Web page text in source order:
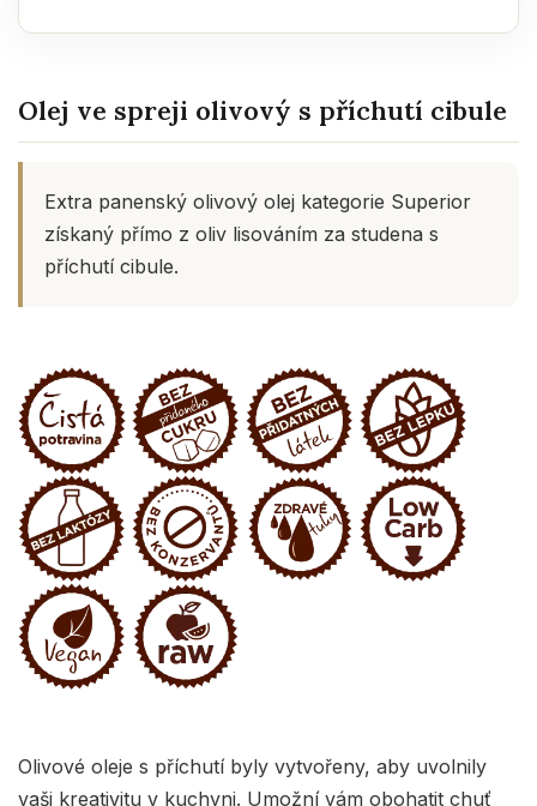
Olej ve spreji olivový s příchutí cibule
Extra panenský olivový olej kategorie Superior
získaný přímo z oliv lisováním za studena s
příchutí cibule.
Olivové oleje s příchutí byly vytvořeny, aby uvolnily
vaši kreativitu v kuchyni. Umožní vám obohatit chuť